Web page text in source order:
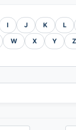
I J K L
W X Y Z